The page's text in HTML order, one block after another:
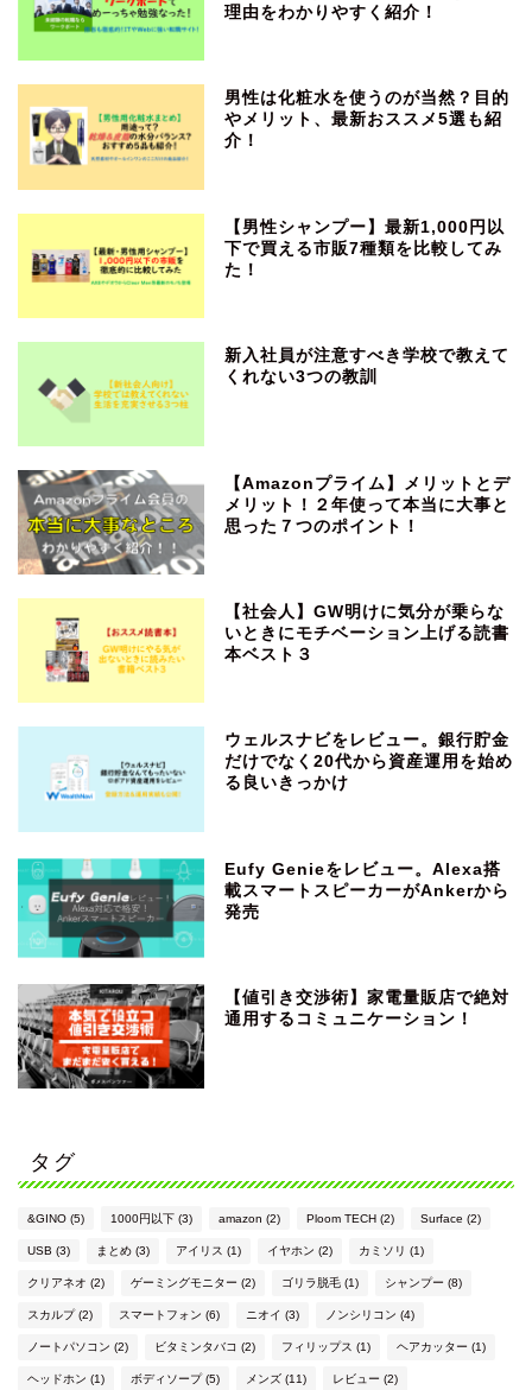
理由をわかりやすく紹介！
男性は化粧水を使うのが当然？目的
やメリット、最新おススメ5選も紹
介！
【男性シャンプー】最新1,000円以
下で買える市販7種類を比較してみ
た！
新入社員が注意すべき学校で教えて
くれない3つの教訓
【Amazonプライム】メリットとデ
メリット！２年使って本当に大事と
思った７つのポイント！
【社会人】GW明けに気分が乗らな
いときにモチベーション上げる読書
本ベスト３
ウェルスナビをレビュー。銀行貯金
だけでなく20代から資産運用を始め
る良いきっかけ
Eufy Genieをレビュー。Alexa搭
載スマートスピーカーがAnkerから
発売
【値引き交渉術】家電量販店で絶対
通用するコミュニケーション！
タグ
&GINO (5) 1000円以下 (3) amazon (2) Ploom TECH (2) Surface (2)
USB (3) まとめ (3) アイリス (1) イヤホン (2) カミソリ (1)
クリアネオ (2) ゲーミングモニター (2) ゴリラ脱毛 (1) シャンプー (8)
スカルプ(2) スマートフォン (6) ニオイ (3) ノンシリコン (4)
ノートパソコン (2) ビタミンタバコ (2) フィリップス (1) ヘアカッター (1)
ヘッドホン (1) ボディソープ(5) メンズ (11) レビュー (2)